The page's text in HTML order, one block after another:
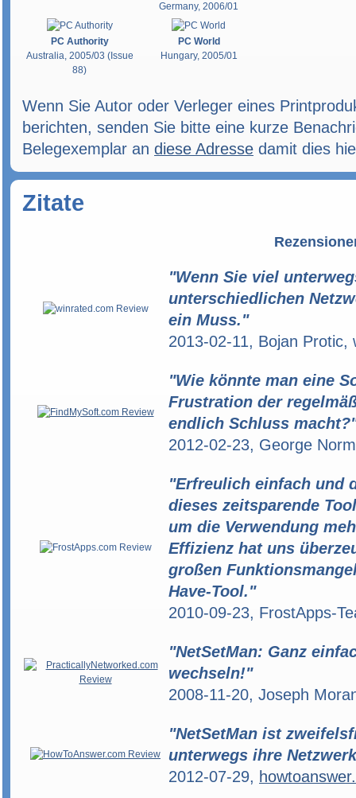
Germany, 2006/01
PC Authority
Australia, 2005/03 (Issue
88)
PC World
Hungary, 2005/01
Wenn Sie Autor oder Verleger eines
berichten, senden Sie bitte eine kurze
Belegexemplar an diese Adresse damit dies
Zitate
"Wenn Sie viel
unterschiedlichen
ein Muss."
2013-02-11, Bojan Protic,
"Wie könnte man eine
Frustration der
endlich Schluss
2012-02-23, George
"Erfreulich einfach und
dieses zeitsparende
um die Verwendung
Effizienz hat uns
großen
Have-Tool."
2010-09-23, FrostApps-
"NetSetMan: Ganz
wechseln!"
2008-11-20, Joseph
"NetSetMan ist
unterwegs ihre
2012-07-29,